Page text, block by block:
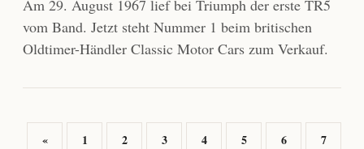
Am 29. August 1967 lief bei Triumph der erste TR5
vom Band. Jetzt steht Nummer 1 beim britischen
Oldtimer-Händler Classic Motor Cars zum Verkauf.
« 1 2 3 4 5 6 7